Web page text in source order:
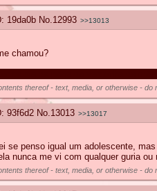
19da0b No.12993 >>13013
chamou?
thereof - text, media, or otherwise -
93f6d2 No. 13013 >>13017
se penso igual um adolescente,
nunca me vi com qualquer guria
thereof - text, media, or otherwise -